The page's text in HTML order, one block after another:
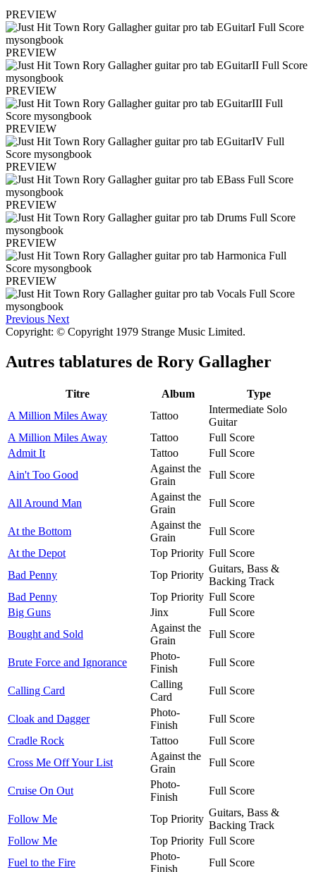
PREVIEW
PREVIEW
PREVIEW
PREVIEW
PREVIEW
PREVIEW
PREVIEW
PREVIEW
Previous Next
Copyright: © Copyright 1979 Strange Music Limited.
Autres tablatures de Rory Gallagher
Titre Album
Type
A Million Miles Away
Tattoo
Intermediate Solo
Guitar
A Million Miles Away
Tattoo
Full Score
Admit It
Tattoo
Full Score
Ain't Too Good
Against the
Grain
Full Score
All Around Man
Against the
Grain
Full Score
At the Bottom
Against the
Grain
Full Score
At the Depot
Top Priority Full Score
Bad Penny
Top Priority
Guitars, Bass &
Backing Track
Bad Penny
Top Priority Full Score
Big Guns
Jinx
Full Score
Bought and Sold
Against the
Grain
Full Score
Brute Force and Ignorance
Photo-
Finish
Full Score
Calling Card
Calling
Card
Full Score
Cloak and Dagger
Photo-
Finish
Full Score
Cradle Rock
Tattoo
Full Score
Cross Me Off Your List
Against the
Grain
Full Score
Cruise On Out
Photo-
Finish
Full Score
Follow Me Top Priority
Guitars, Bass &
Backing Track
Follow Me
Top Priority Full Score
Fuel to the Fire
Photo-
Finish
Full Score